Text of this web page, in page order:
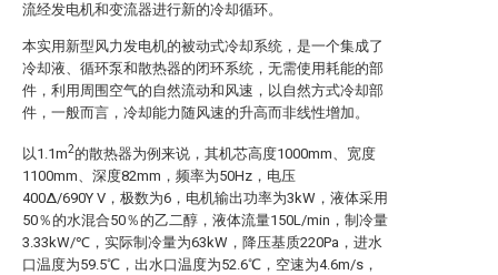
流经发电机和变流器进行新的冷却循环。
本实用新型风力发电机的被动式冷却系统，是一个集成了
冷却液、循环泵和散热器的闭环系统，无需使用耗能的部
件，利用周围空气的自然流动和风速，以自然方式冷却部
件，一般而言，冷却能力随风速的升高而非线性增加。
以1.1m2的散热器为例来说，其机芯高度1000mm、宽度
1100mm、深度82mm，频率为50Hz，电压
400Δ/690Y V，极数为6，电机输出功率为3kW，液体采用
50％的水混合50％的乙二醇，液体流量150L/min，制冷量
3.33kW/℃，实际制冷量为63kW，降压基质220Pa，进水
口温度为59.5℃，出水口温度为52.6℃，空速为4.6m/s，